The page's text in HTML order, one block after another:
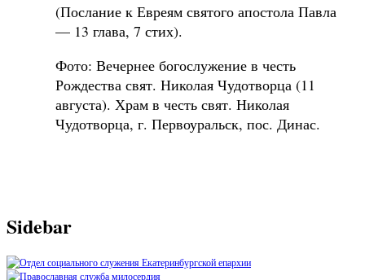
(Послание к Евреям святого апостола Павла
— 13 глава, 7 стих).
Фото: Вечернее богослужение в честь
Рождества свят. Николая Чудотворца (11
августа). Храм в честь свят. Николая
Чудотворца, г. Первоуральск, пос. Динас.
Sidebar